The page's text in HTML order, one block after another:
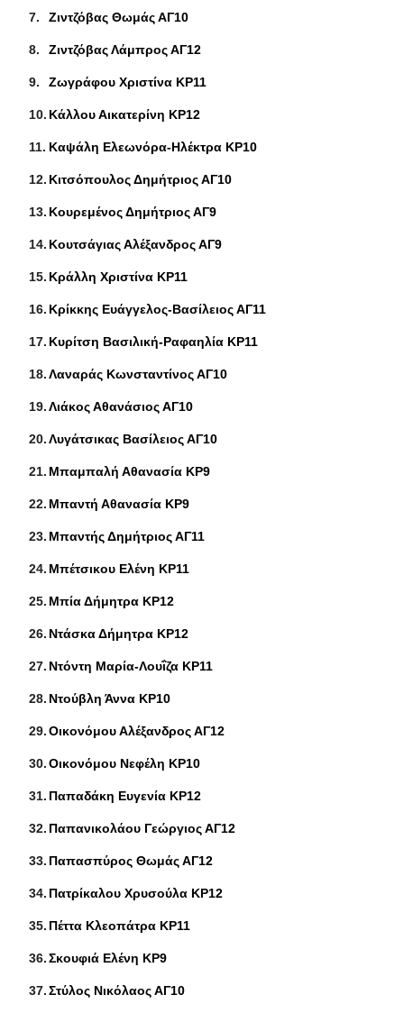
Ζιντζόβας Θωμάς ΑΓ10
Ζιντζόβας Λάμπρος ΑΓ12
Ζωγράφου Χριστίνα ΚΡ11
Κάλλου Αικατερίνη ΚΡ12
Καψάλη Ελεωνόρα-Ηλέκτρα ΚΡ10
Κιτσόπουλος Δημήτριος ΑΓ10
Κουρεμένος Δημήτριος ΑΓ9
Κουτσάγιας Αλέξανδρος ΑΓ9
Κράλλη Χριστίνα ΚΡ11
Κρίκκης Ευάγγελος-Βασίλειος ΑΓ11
Κυρίτση Βασιλική-Ραφαηλία ΚΡ11
Λαναράς Κωνσταντίνος ΑΓ10
Λιάκος Αθανάσιος ΑΓ10
Λυγάτσικας Βασίλειος ΑΓ10
Μπαμπαλή Αθανασία ΚΡ9
Μπαντή Αθανασία ΚΡ9
Μπαντής Δημήτριος ΑΓ11
Μπέτσικου Ελένη ΚΡ11
Μπία Δήμητρα ΚΡ12
Ντάσκα Δήμητρα ΚΡ12
Ντόντη Μαρία-Λουΐζα ΚΡ11
Ντούβλη Άννα ΚΡ10
Οικονόμου Αλέξανδρος ΑΓ12
Οικονόμου Νεφέλη ΚΡ10
Παπαδάκη Ευγενία ΚΡ12
Παπανικολάου Γεώργιος ΑΓ12
Παπασπύρος Θωμάς ΑΓ12
Πατρίκαλου Χρυσούλα ΚΡ12
Πέττα Κλεοπάτρα ΚΡ11
Σκουφιά Ελένη ΚΡ9
Στύλος Νικόλαος ΑΓ10